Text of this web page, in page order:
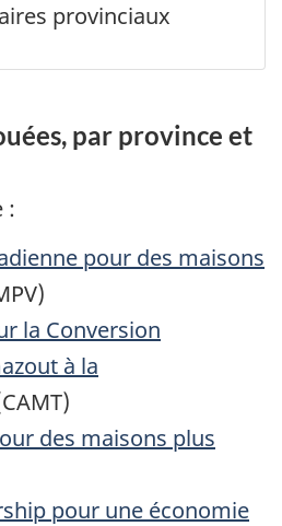
provinciaux
par province et
:
pour des maisons
la Conversion
à la
des maisons plus
pour une économie